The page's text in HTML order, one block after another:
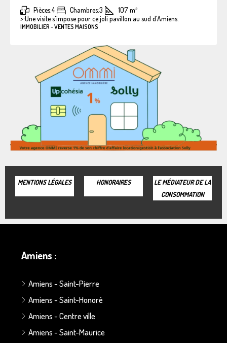
Pièces:4 Chambres:3 107 m²
>:Une visite s'impose pour ce joli pavillon au sud d'Amiens.
IMMOBILIER - VENTES MAISONS
MENTIONS LÉGALES HONORAIRES
LE MÉDIATEUR DE LA
CONSOMMATION
Amiens :
Amiens - Saint-Pierre
Amiens - Saint-Honoré
Amiens - Centre ville
Amiens - Saint-Maurice